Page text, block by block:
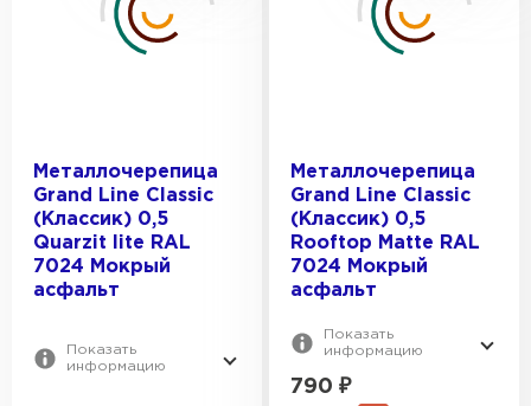
Металлочерепица
Grand Line Classic
(Классик) 0,5
Quarzit lite RAL
7024 Мокрый
асфальт
Показать
информацию
Металлочерепица
Grand Line Classic
(Классик) 0,5
Rooftop Matte RAL
7024 Мокрый
асфальт
Показать
информацию
790 ₽